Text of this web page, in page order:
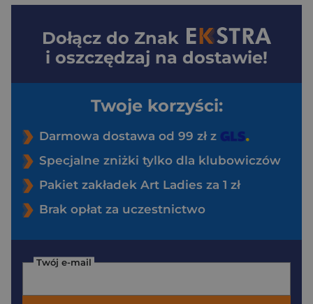
Dołącz do Znak
i oszczędzaj na dostawie!
Twoje korzyści:
Darmowa dostawa od 99 zł z
Specjalne zniżki tylko dla klubowiczów
Pakiet zakładek Art Ladies za 1 zł
Brak opłat za uczestnictwo
Twój e-mail